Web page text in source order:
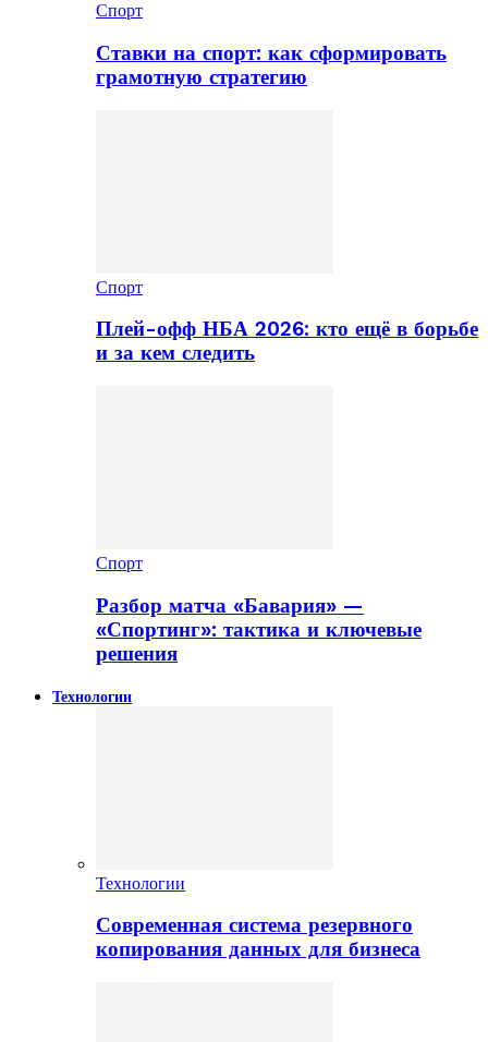
Спорт
Ставки на спорт: как сформировать
грамотную стратегию
Спорт
Плей-офф НБА 2026: кто ещё в борьбе
и за кем следить
Спорт
Разбор матча «Бавария» —
«Спортинг»: тактика и ключевые
решения
Технологии
Технологии
Современная система резервного
копирования данных для бизнеса